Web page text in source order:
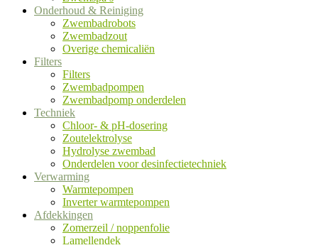
Onderhoud & Reiniging
Zwembadrobots
Zwembadzout
Overige chemicaliën
Filters
Filters
Zwembadpompen
Zwembadpomp onderdelen
Techniek
Chloor- & pH-dosering
Zoutelektrolyse
Hydrolyse zwembad
Onderdelen voor desinfectietechniek
Verwarming
Warmtepompen
Inverter warmtepompen
Afdekkingen
Zomerzeil / noppenfolie
Lamellendek